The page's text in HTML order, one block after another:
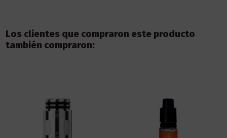
Los clientes que compraron este producto
también compraron: